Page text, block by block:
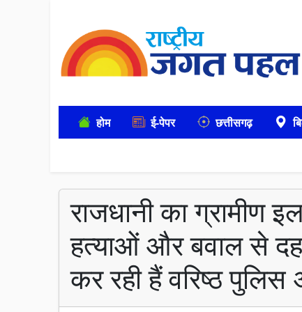
होम ई-पेपर छत्तीसगढ़
राजधानी का ग्रामीण
हत्याओं और बवाल से
कर रही हैं वरिष्ठ पुलिस